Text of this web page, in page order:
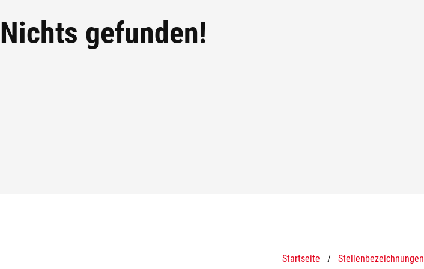
Nichts gefunden!
Startseite / Stellenbezeichnungen